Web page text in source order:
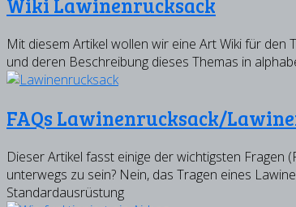
Mit diesem Artikel wollen wir eine Art Wiki für
und deren Beschreibung dieses Themas in
FAQs Lawinenrucksack/
Dieser Artikel fasst einige der wichtigsten Fragen
unterwegs zu sein? Nein, das Tragen eines
Standardausrüstung